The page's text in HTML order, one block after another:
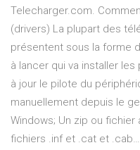
Telecharger.com.
(drivers) La plupart des
présentent sous la forme
à lancer qui va installer
à jour le pilote du
manuellement depuis le
Windows; Un zip ou
fichiers .inf et .cat et